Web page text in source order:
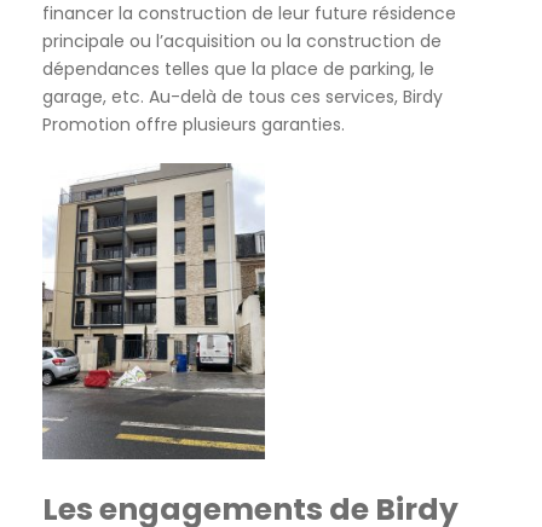
financer la construction de leur future résidence
principale ou l’acquisition ou la construction de
dépendances telles que la place de parking, le
garage, etc. Au-delà de tous ces services, Birdy
Promotion offre plusieurs garanties.
Les engagements de Birdy